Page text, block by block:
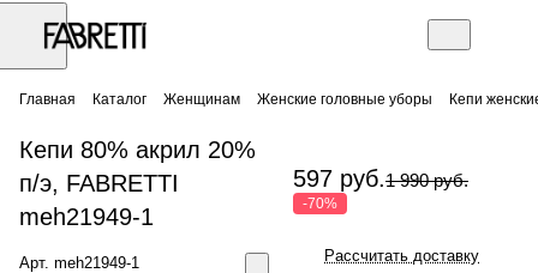
Главная Каталог Женщинам Женские головные уборы Кепи
Кепи 80% акрил 20%
п/э, FABRETTI
meh21949-1
Арт. meh21949-1
597 руб.1 990 руб.
-70%
Рассчитать доставку